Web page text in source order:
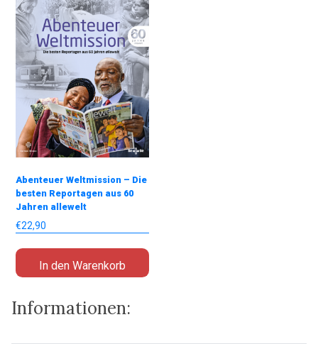
Abenteuer Weltmission – Die
besten Reportagen aus 60
Jahren allewelt
€22,90
In den Warenkorb
Informationen: